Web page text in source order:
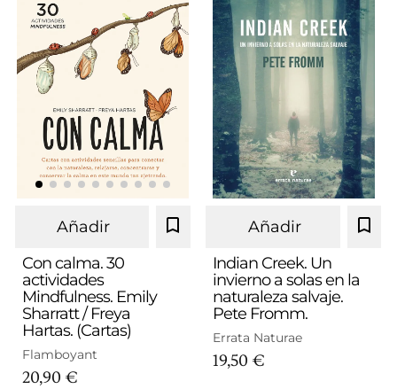
Añadir
Con calma. 30
actividades
Mindfulness. Emily
Sharratt / Freya
Hartas. (Cartas)
Flamboyant
20,90 €
Añadir
Indian Creek. Un
invierno a solas en la
naturaleza salvaje.
Pete Fromm.
Errata Naturae
19,50 €